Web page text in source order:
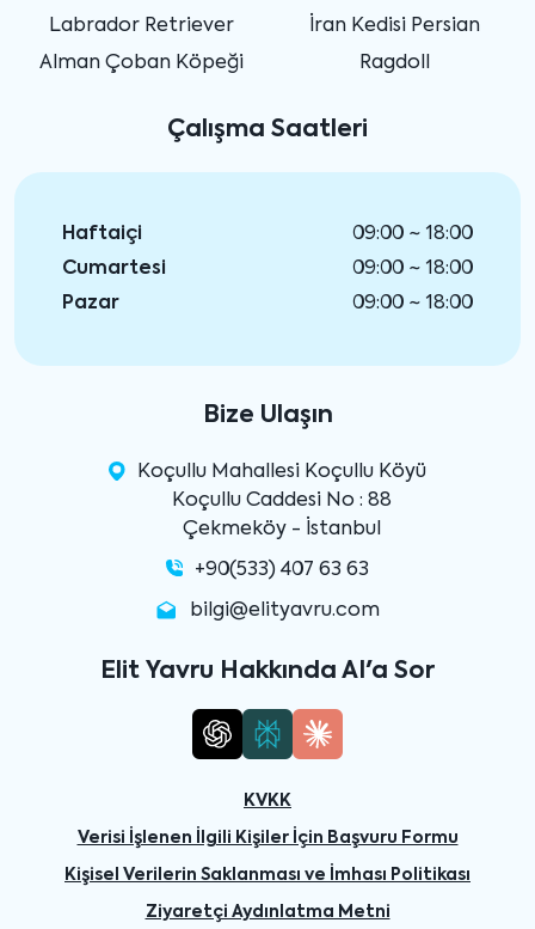
Labrador Retriever
Alman Çoban Köpeği
İran Kedisi Persian
Ragdoll
Çalışma Saatleri
Haftaiçi
09:00 ~ 18:00
Cumartesi
09:00 ~ 18:00
Pazar
09:00 ~ 18:00
Bize Ulaşın
Koçullu Mahallesi Koçullu Köyü
Koçullu Caddesi No : 88
Çekmeköy - İstanbul
+90(533) 407 63 63
bilgi@elityavru.com
Elit Yavru Hakkında AI'a Sor
KVKK
Verisi İşlenen İlgili Kişiler İçin Başvuru Formu
Kişisel Verilerin Saklanması ve İmhası Politikası
Ziyaretçi Aydınlatma Metni